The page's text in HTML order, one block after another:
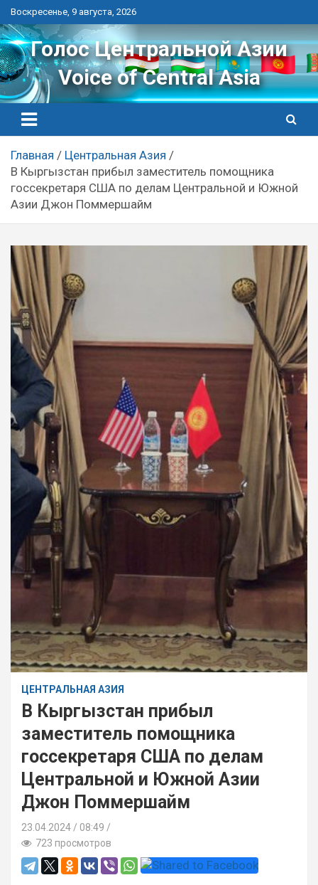
Перейти
к
контенту
Воскресенье, 9 августа, 2026
Голос Центральной Азии
Voice of Central Asia
Главная
Центральная Азия
В Кыргызстан прибыл заместитель помощника
госсекретаря США по делам Центральной и Южной
Азии Джон Поммершайм
ЦЕНТРАЛЬНАЯ АЗИЯ
В Кыргызстан прибыл
заместитель помощника
госсекретаря США по делам
Центральной и Южной Азии
Джон Поммершайм
23.04.2024
08:49 /
723 просмотров